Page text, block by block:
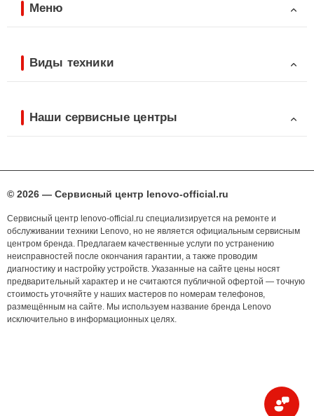
Меню
Виды техники
Наши сервисные центры
© 2026 — Сервисный центр lenovo-official.ru
Сервисный центр lenovo-official.ru специализируется на ремонте и
обслуживании техники Lenovo, но не является официальным сервисным
центром бренда. Предлагаем качественные услуги по устранению
неисправностей после окончания гарантии, а также проводим
диагностику и настройку устройств. Указанные на сайте цены носят
предварительный характер и не считаются публичной офертой — точную
стоимость уточняйте у наших мастеров по номерам телефонов,
размещённым на сайте. Мы используем название бренда Lenovo
исключительно в информационных целях.